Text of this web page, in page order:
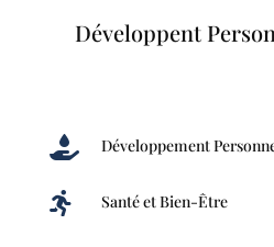
Développent
 Développement
 Santé et Bien-Être